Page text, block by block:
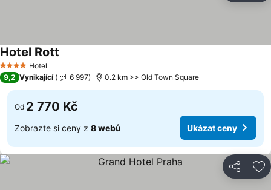
4 Počet hvězdiček
Hotel
Hotel Rott
9,2 Vynikající 6 997 0.2 km >> Old Town Square
Od 2 770 Kč
Zobrazte si ceny z 8 webů Ukázat ceny
Sdílet